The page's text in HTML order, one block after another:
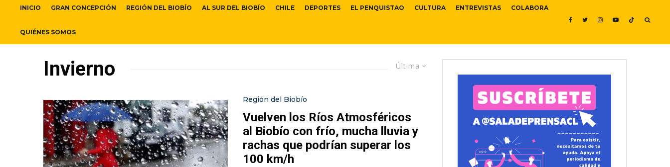
INICIO GRAN CONCEPCIÓN REGIÓN DEL BIOBÍO AL SUR DEL BIOBÍO CHILE DEPORTES EL PENQUISTAO CULTURA ENTREVISTAS COLABORA
QUIÉNES SOMOS
Última
Invierno
Región del Biobío
Vuelven los Ríos Atmosféricos
al Biobío con frío, mucha lluvia y
rachas que podrían superar los
100 km/h